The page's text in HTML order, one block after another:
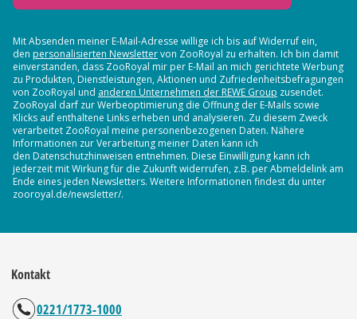
Mit Absenden meiner E-Mail-Adresse willige ich bis auf Widerruf ein,
den personalisierten Newslettervon ZooRoyal zu erhalten. Ich bin damit
einverstanden, dass ZooRoyal mir per E-Mail an mich gerichtete Werbung
zu Produkten, Dienstleistungen, Aktionen und Zufriedenheitsbefragungen
von ZooRoyal und anderen Unternehmen der REWE Group zusendet.
ZooRoyal darf zur Werbeoptimierung die Öffnung der E-Mails sowie
Klicks auf enthaltene Links erheben und analysieren. Zu diesem Zweck
verarbeitet ZooRoyal meine personenbezogenen Daten. Nähere
Informationen zur Verarbeitung meiner Daten kann ich
den Datenschutzhinweisen entnehmen. Diese Einwilligung kann ich
jederzeit mit Wirkung für die Zukunft widerrufen, z.B. per Abmeldelink am
Ende eines jeden Newsletters. Weitere Informationen findest du unter
zooroyal.de/newsletter/.
Kontakt
0221/1773-1000